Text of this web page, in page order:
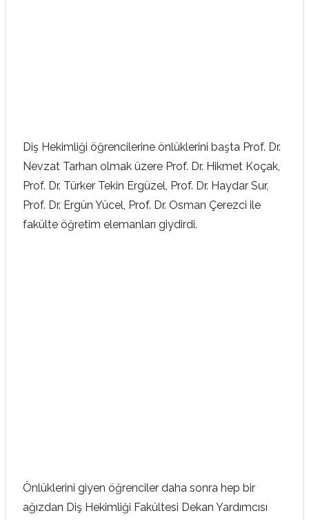
Diş Hekimliği öğrencilerine önlüklerini başta Prof. Dr.
Nevzat Tarhan olmak üzere Prof. Dr. Hikmet Koçak,
Prof. Dr. Türker Tekin Ergüzel, Prof. Dr. Haydar Sur,
Prof. Dr. Ergün Yücel, Prof. Dr. Osman Çerezci ile
fakülte öğretim elemanları giydirdi.
Önlüklerini giyen öğrenciler daha sonra hep bir
ağızdan Diş Hekimliği Fakültesi Dekan Yardımcısı